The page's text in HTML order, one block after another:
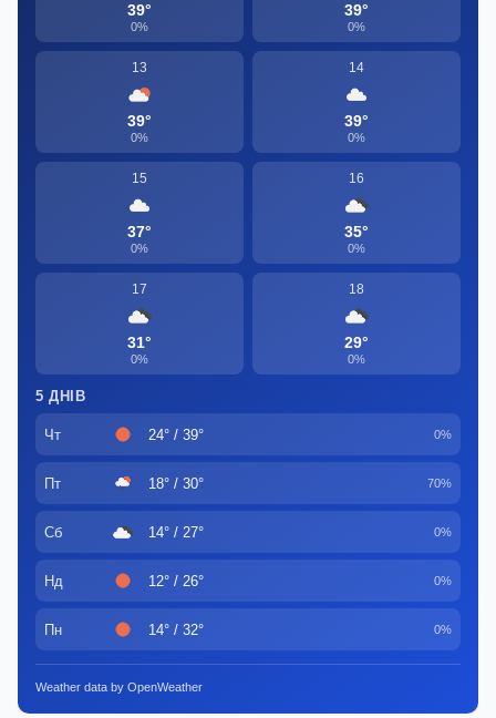
39°
0%
39°
0%
13
39°
0%
14
39°
0%
15
37°
0%
16
35°
0%
17
31°
0%
18
29°
0%
5 ДНІВ
Чт 24° / 39° 0%
Пт 18° / 30° 70%
Сб 14° / 27° 0%
Нд 12° / 26° 0%
Пн 14° / 32° 0%
Weather data by OpenWeather